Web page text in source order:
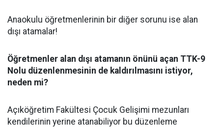
Anaokulu öğretmenlerinin bir diğer sorunu ise alan
dışı atamalar!
Öğretmenler alan dışı atamanın önünü açan TTK-9
Nolu düzenlenmesinin de kaldırılmasını istiyor,
neden mi?
Açıköğretim Fakültesi Çocuk Gelişimi mezunları
kendilerinin yerine atanabiliyor bu düzenleme